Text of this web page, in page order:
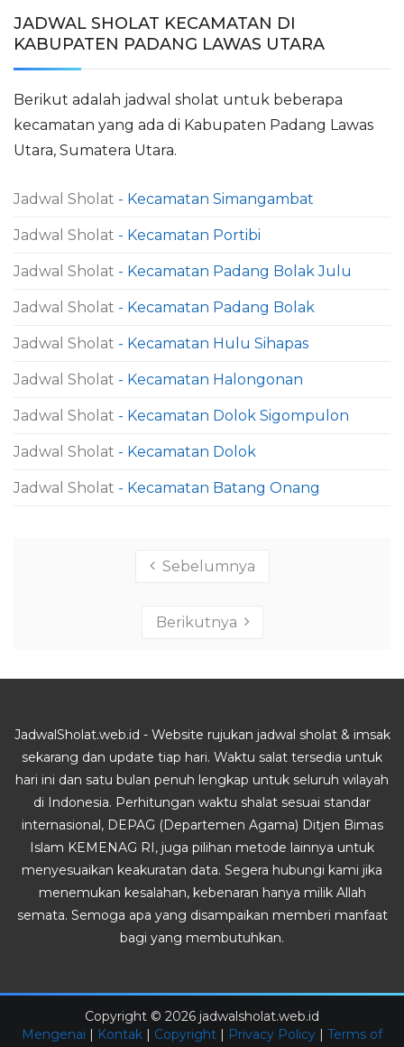
JADWAL SHOLAT KECAMATAN DI
KABUPATEN PADANG LAWAS UTARA
Berikut adalah jadwal sholat untuk beberapa
kecamatan yang ada di Kabupaten Padang Lawas
Utara, Sumatera Utara.
Jadwal Sholat - Kecamatan Simangambat
Jadwal Sholat - Kecamatan Portibi
Jadwal Sholat - Kecamatan Padang Bolak Julu
Jadwal Sholat - Kecamatan Padang Bolak
Jadwal Sholat - Kecamatan Hulu Sihapas
Jadwal Sholat - Kecamatan Halongonan
Jadwal Sholat - Kecamatan Dolok Sigompulon
Jadwal Sholat - Kecamatan Dolok
Jadwal Sholat - Kecamatan Batang Onang
Sebelumnya
Berikutnya
JadwalSholat.web.id - Website rujukan jadwal sholat & imsak
sekarang dan update tiap hari. Waktu salat tersedia untuk
hari ini dan satu bulan penuh lengkap untuk seluruh wilayah
di Indonesia. Perhitungan waktu shalat sesuai standar
internasional, DEPAG (Departemen Agama) Ditjen Bimas
Islam KEMENAG RI, juga pilihan metode lainnya untuk
menyesuaikan keakuratan data. Segera hubungi kami jika
menemukan kesalahan, kebenaran hanya milik Allah
semata. Semoga apa yang disampaikan memberi manfaat
bagi yang membutuhkan.
Copyright © 2026 jadwalsholat.web.id
Mengenai
Kontak Copyright Privacy Policy
Terms of